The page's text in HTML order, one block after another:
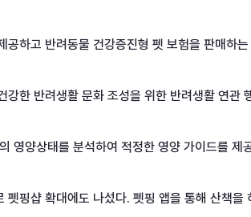
공하고 반려동물 건강증진형 펫 보험을 판매하
강한 반려생활 문화 조성을 위한 반려생활 연관
영양상태를 분석하여 적정한 영양 가이드를
펫핑샵 확대에도 나섰다. 펫핑 앱을 통해 산책